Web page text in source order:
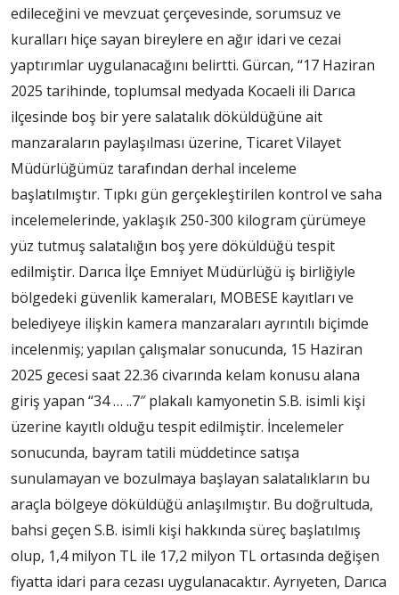
edileceğini ve mevzuat çerçevesinde, sorumsuz ve
kuralları hiçe sayan bireylere en ağır idari ve cezai
yaptırımlar uygulanacağını belirtti. Gürcan, “17 Haziran
2025 tarihinde, toplumsal medyada Kocaeli ili Darıca
ilçesinde boş bir yere salatalık döküldüğüne ait
manzaraların paylaşılması üzerine, Ticaret Vilayet
Müdürlüğümüz tarafından derhal inceleme
başlatılmıştır. Tıpkı gün gerçekleştirilen kontrol ve saha
incelemelerinde, yaklaşık 250-300 kilogram çürümeye
yüz tutmuş salatalığın boş yere döküldüğü tespit
edilmiştir. Darıca İlçe Emniyet Müdürlüğü iş birliğiyle
bölgedeki güvenlik kameraları, MOBESE kayıtları ve
belediyeye ilişkin kamera manzaraları ayrıntılı biçimde
incelenmiş; yapılan çalışmalar sonucunda, 15 Haziran
2025 gecesi saat 22.36 civarında kelam konusu alana
giriş yapan “34 … ..7″ plakalı kamyonetin S.B. isimli kişi
üzerine kayıtlı olduğu tespit edilmiştir. İncelemeler
sonucunda, bayram tatili müddetince satışa
sunulamayan ve bozulmaya başlayan salatalıkların bu
araçla bölgeye döküldüğü anlaşılmıştır. Bu doğrultuda,
bahsi geçen S.B. isimli kişi hakkında süreç başlatılmış
olup, 1,4 milyon TL ile 17,2 milyon TL ortasında değişen
fiyatta idari para cezası uygulanacaktır. Ayrıyeten, Darıca